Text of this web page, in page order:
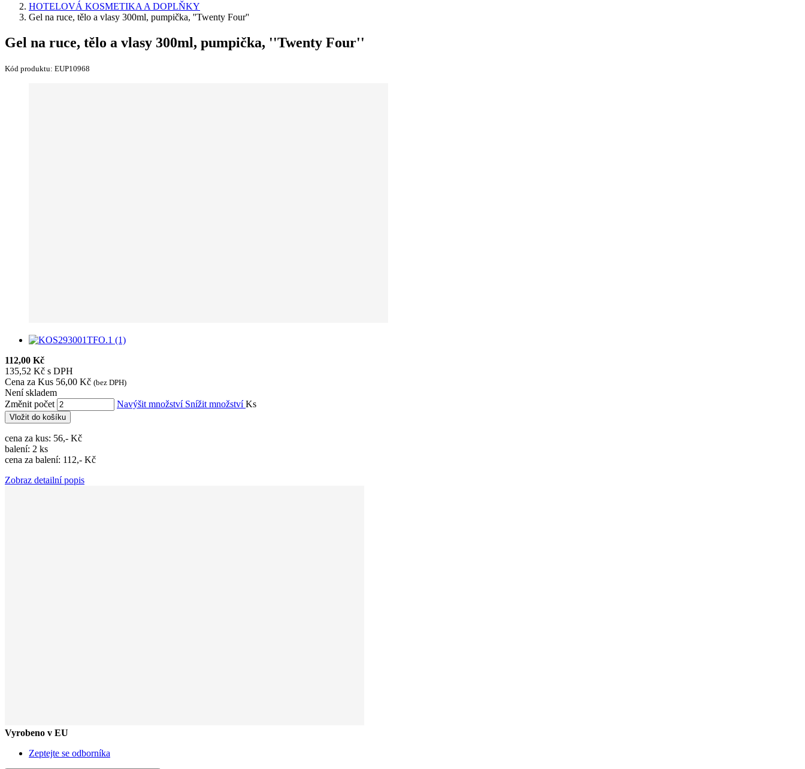
HOTELOVÁ KOSMETIKA A DOPLŇKY
Gel na ruce, tělo a vlasy 300ml, pumpička, ''Twenty Four''
Gel na ruce, tělo a vlasy 300ml, pumpička, ''Twenty Four''
Kód produktu: EUP10968
112,00 Kč
135,52 Kč s DPH
Cena za Kus 56,00 Kč (bez DPH)
Není skladem
Změnit počet
Navýšit množství Snížit množstvíKs
Vložit do košíku
cena za kus: 56,- Kč
balení: 2 ks
cena za balení: 112,- Kč
Zobraz detailní popis
Vyrobeno v EU
Zeptejte se odborníka